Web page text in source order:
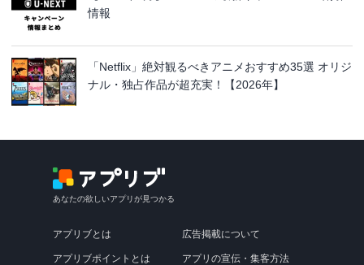
情報
「Netflix」絶対観るべきアニメおすすめ35選 オリジ
ナル・独占作品が超充実！【2026年】
あなたの欲しいアプリが見つかる
アプリブとは
アプリブポイントとは
広告掲載について
アプリの宣伝・集客方法